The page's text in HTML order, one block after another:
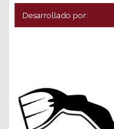
Desarrollado por: